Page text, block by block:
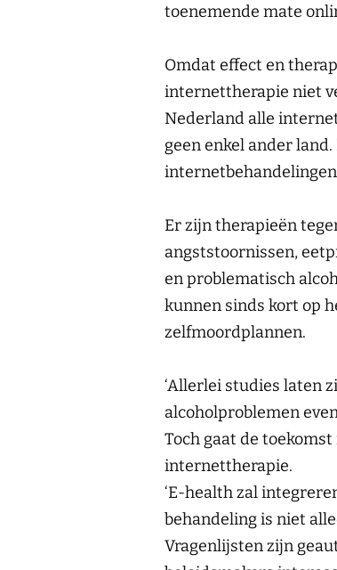
toenemende mate
Omdat effect en
internettherapie niet
Nederland alle
geen enkel ander
Er zijn therapieën
angststoornissen,
en problematisch
kunnen sinds kort op
zelfmoordplannen.
‘Allerlei studies laten
alcoholproblemen
Toch gaat de
internettherapie.
‘E-health zal
behandeling is niet
Vragenlijsten zijn